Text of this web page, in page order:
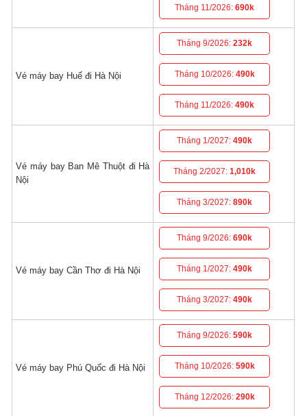
Tháng 11/2026:690k
Vé máy bay Huế đi Hà Nội
Tháng 9/2026:232k
Tháng 10/2026: 490k
Tháng 11/2026:490k
Vé máy bay Ban Mê Thuột đi Hà
Nội
Tháng 1/2027:490k
Tháng 2/2027:1,010k
Tháng 3/2027:890k
Vé máy bay Cần Thơ đi Hà Nội
Tháng 9/2026:690k
Tháng 1/2027:490k
Tháng 3/2027:490k
Vé máy bay Phú Quốc đi Hà Nội
Tháng 9/2026:590k
Tháng 10/2026: 590k
Tháng 12/2026: 290k